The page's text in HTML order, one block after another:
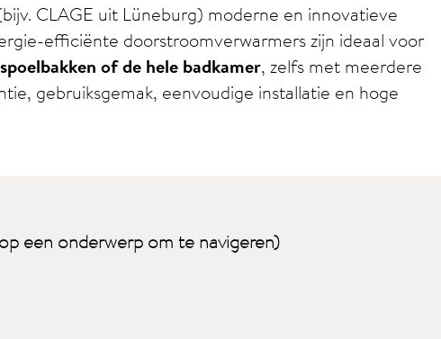
CLAGE uit Lüneburg) moderne en innovatieve
efficiënte doorstroomverwarmers zijn ideaal voor
of de hele badkamer, zelfs met meerdere
gebruiksgemak, eenvoudige installatie en hoge
een onderwerp om te navigeren)